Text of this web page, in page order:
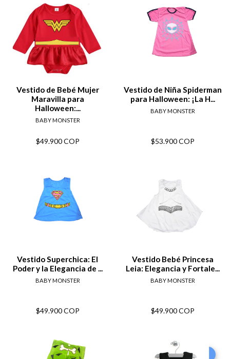
Vestido de Bebé Mujer
Maravilla para
Halloween:...
BABY MONSTER
$49.900 COP
Vestido de Niña Spiderman
para Halloween: ¡La H...
BABY MONSTER
$53.900 COP
Vestido Superchica: El
Poder y la Elegancia de ...
BABY MONSTER
$49.900 COP
Vestido Bebé Princesa
Leia: Elegancia y Fortale...
BABY MONSTER
$49.900 COP
-4%